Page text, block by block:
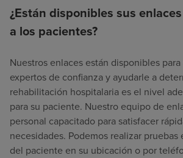
¿Están disponibles sus
a los pacientes?
Nuestros enlaces están disponibles
expertos de confianza y ayudarle a
rehabilitación hospitalaria es el nivel
para su paciente. Nuestro equipo de
personal capacitado para satisfacer
necesidades. Podemos realizar pruebas
del paciente en su ubicación o por